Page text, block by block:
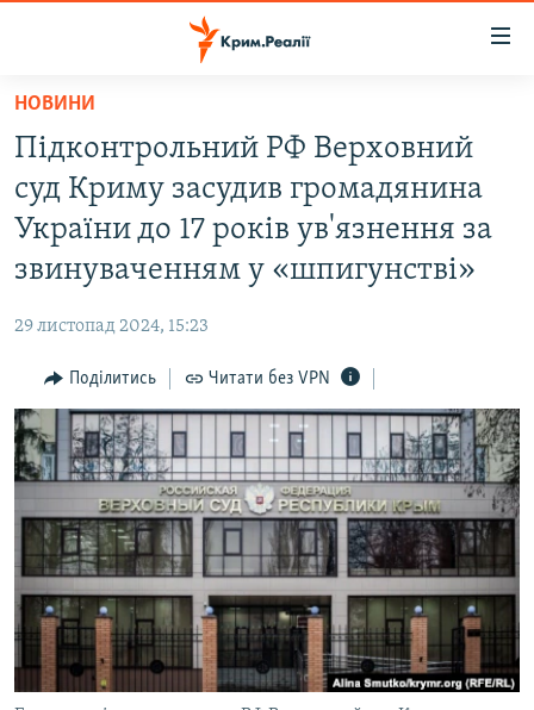
Перейти
основного
матеріалу
Перейти
до
основної
Перейти
пошуку
ВОДА.КРИМ
ВІДЕО ТА ФОТО
ІНТЕРВ'Ю
ВСЕ ЗА ДЕНЬ
СПЕЦПРОЕКТИ
ДЕПОРТАЦІЯ
ВІДЕОУРОКИ «ELIFBE»
СВІДЧЕННЯ ОКУПАЦІЇ
УКРАЇНСЬКА ПРОБЛЕМА КРИМУ
ІНФОГРАФІКА
ЯК ОБІЙТИ БЛОКУВАННЯ
Русский
Qırımtatar
ДОЛУЧАЙСЯ!
НОВИНИ
Підконтрольний РФ Верховний
суд Криму засудив громадянина
України до 17 років ув'язнення за
звинуваченням у «шпигунстві»
29 листопад 2024, 15:23
Поділитись Читати без VPN